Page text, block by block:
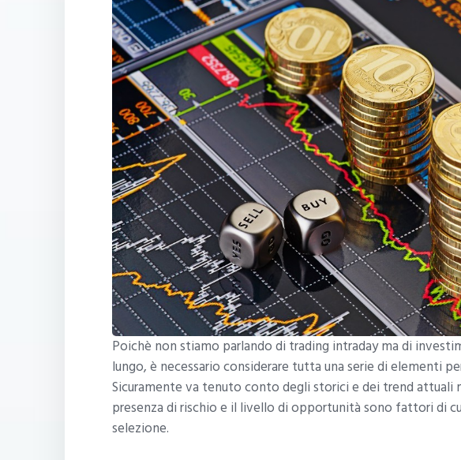
Poichè non stiamo parlando di trading intraday ma di
lungo, è necessario considerare tutta una serie di elementi
Sicuramente va tenuto conto degli storici e dei trend attuali
presenza di rischio e il livello di opportunità sono fattori di
selezione.